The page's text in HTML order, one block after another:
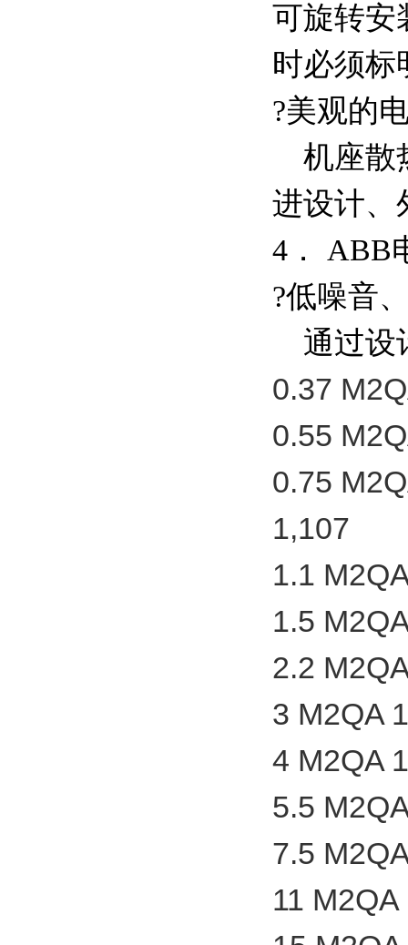
可旋转安
时必须标
?美观的
机座散
进设计、
4． ABB
?低噪音
通过设
0.37
0.55
0.75
1,107
1.1
1.5
2.2
3 M2QA
4 M2QA
5.5
7.5
11